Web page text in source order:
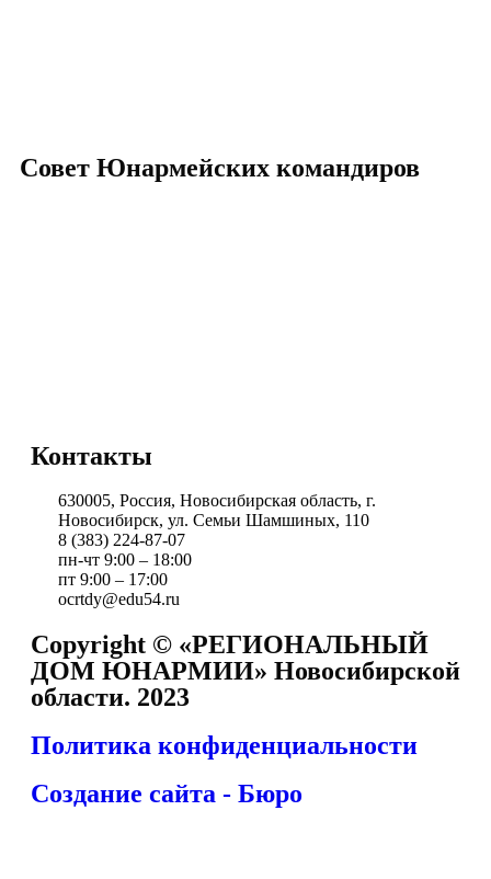
Совет Юнармейских командиров
Контакты
630005, Россия, Новосибирская область, г.
Новосибирск, ул. Семьи Шамшиных, 110
8 (383) 224-87-07
пн-чт 9:00 – 18:00
пт 9:00 – 17:00
ocrtdy@edu54.ru
Copyright © «РЕГИОНАЛЬНЫЙ
ДОМ ЮНАРМИИ» Новосибирской
области. 2023
Политика конфиденциальности
Создание сайта - Бюро